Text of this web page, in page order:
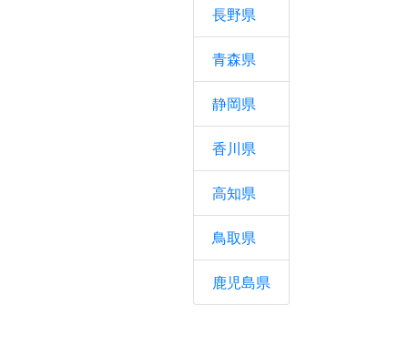
長野県
青森県
静岡県
香川県
高知県
鳥取県
鹿児島県